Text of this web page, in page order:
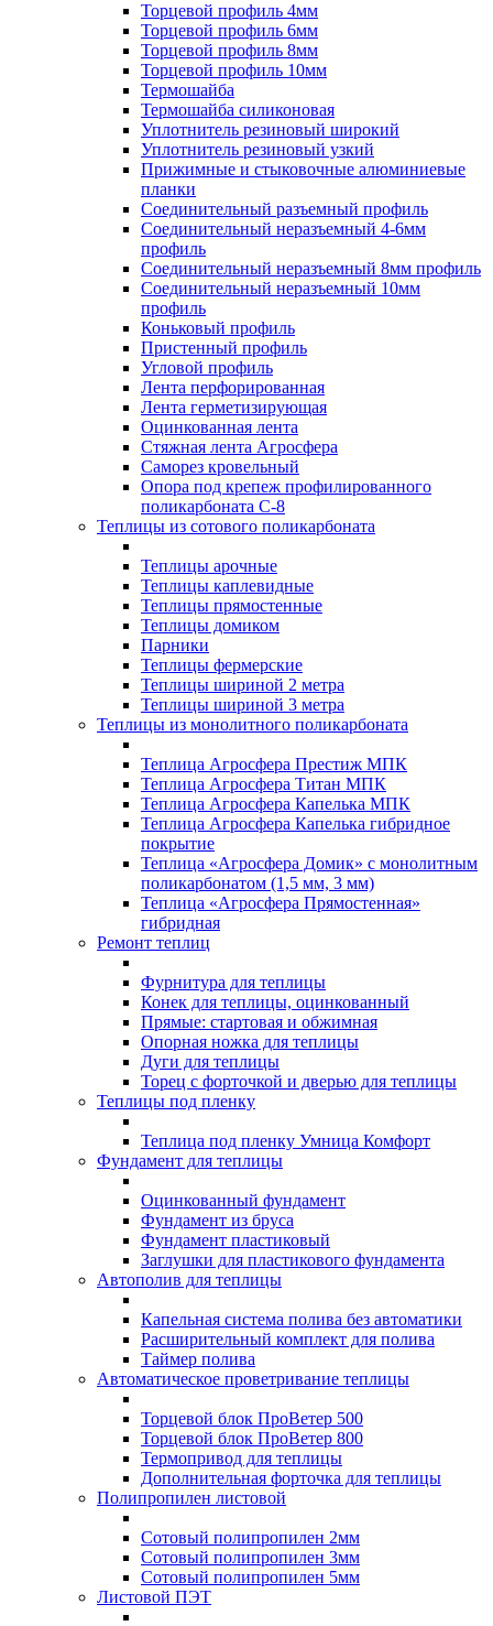
Торцевой профиль 4мм
Торцевой профиль 6мм
Торцевой профиль 8мм
Торцевой профиль 10мм
Термошайба
Термошайба силиконовая
Уплотнитель резиновый широкий
Уплотнитель резиновый узкий
Прижимные и стыковочные алюминиевые
планки
Соединительный разъемный профиль
Соединительный неразъемный 4-6мм
профиль
Соединительный неразъемный 8мм профиль
Соединительный неразъемный 10мм
профиль
Коньковый профиль
Пристенный профиль
Угловой профиль
Лента перфорированная
Лента герметизирующая
Оцинкованная лента
Стяжная лента Агросфера
Саморез кровельный
Опора под крепеж профилированного
поликарбоната С-8
Теплицы из сотового поликарбоната
Теплицы арочные
Теплицы каплевидные
Теплицы прямостенные
Теплицы домиком
Парники
Теплицы фермерские
Теплицы шириной 2 метра
Теплицы шириной 3 метра
Теплицы из монолитного поликарбоната
Теплица Агросфера Престиж МПК
Теплица Агросфера Титан МПК
Теплица Агросфера Капелька МПК
Теплица Агросфера Капелька гибридное
покрытие
Теплица «Агросфера Домик» с монолитным
поликарбонатом (1,5 мм, 3 мм)
Теплица «Агросфера Прямостенная»
гибридная
Ремонт теплиц
Фурнитура для теплицы
Конек для теплицы, оцинкованный
Прямые: стартовая и обжимная
Опорная ножка для теплицы
Дуги для теплицы
Торец с форточкой и дверью для теплицы
Теплицы под пленку
Теплица под пленку Умница Комфорт
Фундамент для теплицы
Оцинкованный фундамент
Фундамент из бруса
Фундамент пластиковый
Заглушки для пластикового фундамента
Автополив для теплицы
Капельная система полива без автоматики
Расширительный комплект для полива
Таймер полива
Автоматическое проветривание теплицы
Торцевой блок ПроВетер 500
Торцевой блок ПроВетер 800
Термопривод для теплицы
Дополнительная форточка для теплицы
Полипропилен листовой
Сотовый полипропилен 2мм
Сотовый полипропилен 3мм
Сотовый полипропилен 5мм
Листовой ПЭТ